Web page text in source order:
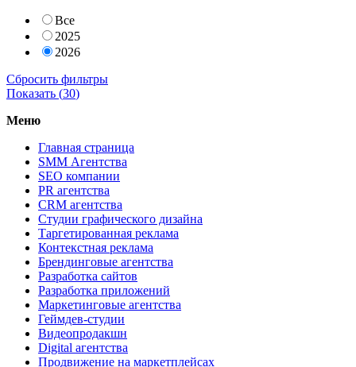
Все
2025
2026
Сбросить фильтры
Показать (30)
Меню
Главная страница
SMM Агентства
SEO компании
PR агентства
CRM агентства
Студии графического дизайна
Таргетированная реклама
Контекстная реклама
Брендинговые агентства
Разработка сайтов
Разработка приложений
Маркетинговые агентства
Геймдев-студии
Видеопродакшн
Digital агентства
Продвижение на маркетплейсах